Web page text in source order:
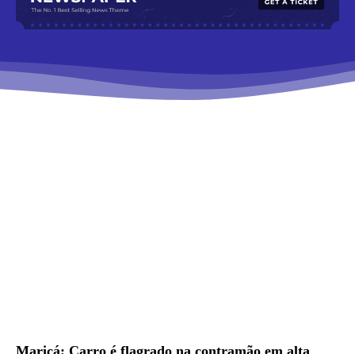
Maricá: Carro é flagrado na contramão em alta